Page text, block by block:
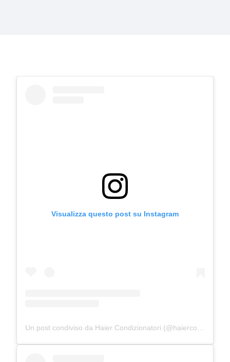
Visualizza questo post su Instagram
Un post condiviso da Haier Condizionatori (@haiercondizionatori)